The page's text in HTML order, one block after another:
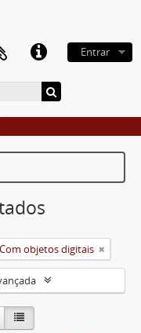
Entrar
Com objetos digitais